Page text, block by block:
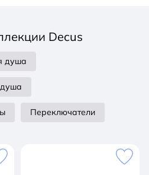
Decus
душа
Переключатели